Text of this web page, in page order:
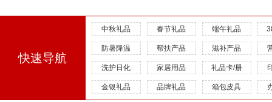
快速导航
中秋礼品 春节礼品 端午礼品
防暑降温 帮扶产品 滋补产品
洗护日化 家居用品 礼品卡/册
金银礼品 品牌礼品 箱包皮具